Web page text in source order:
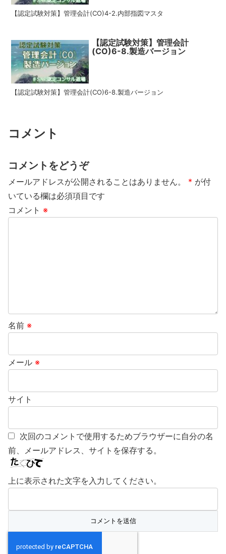
【認定試験対策】管理会計(CO)4-2.内部指図マスタ
【認定試験対策】管理会計
(CO)6-8.製造バージョン
【認定試験対策】管理会計(CO)6-8.製造バージョン
コメント
コメントをどうぞ
メールアドレスが公開されることはありません。 * が付
いている欄は必須項目です
コメント ※
名前 ※
メール ※
サイト
次回のコメントで使用するためブラウザーに自分の名
前、メールアドレス、サイトを保存する。
上に表示された文字を入力してください。